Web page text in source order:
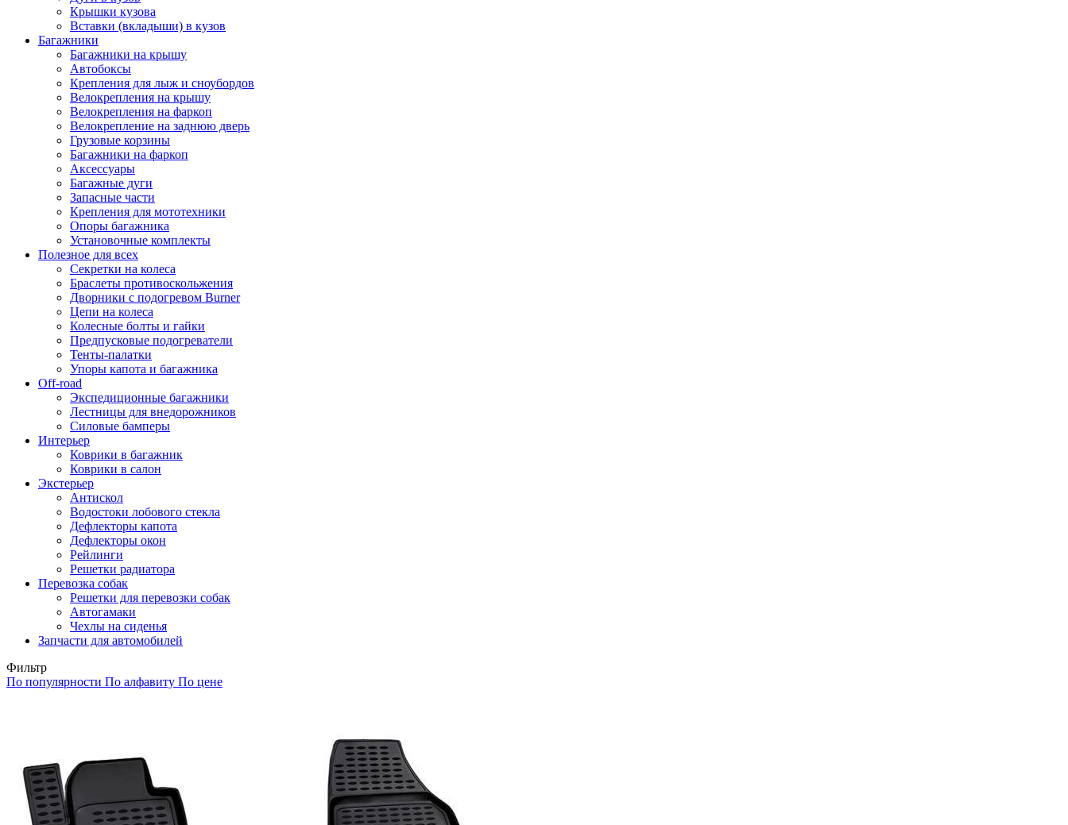
Крышки кузова
Вставки (вкладыши) в кузов
Багажники
Багажники на крышу
Автобоксы
Крепления для лыж и сноубордов
Велокрепления на крышу
Велокрепления на фаркоп
Велокрепление на заднюю дверь
Грузовые корзины
Багажники на фаркоп
Аксессуары
Багажные дуги
Запасные части
Крепления для мототехники
Опоры багажника
Установочные комплекты
Полезное для всех
Секретки на колеса
Браслеты противоскольжения
Дворники с подогревом Burner
Цепи на колеса
Колесные болты и гайки
Предпусковые подогреватели
Тенты-палатки
Упоры капота и багажника
Off-road
Экспедиционные багажники
Лестницы для внедорожников
Силовые бамперы
Интерьер
Коврики в багажник
Коврики в салон
Экстерьер
Антискол
Водостоки лобового стекла
Дефлекторы капота
Дефлекторы окон
Рейлинги
Решетки радиатора
Перевозка собак
Решетки для перевозки собак
Автогамаки
Чехлы на сиденья
Запчасти для автомобилей
Фильтр
По популярности По алфавиту По цене